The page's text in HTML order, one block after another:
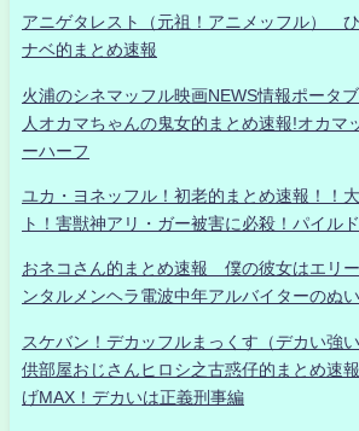
アニゲタレスト（元祖！アニメッフル）
ナベ的まとめ速報
火浦のシネマッフル映画NEWS情報ポータ
人オカマちゃんの鬼女的まとめ速報!オカマ
ーハーフ
ユカ・ヨネッフル！初老的まとめ速報！！
ト！害獣神アリ・ガー被害に必殺！パイル
おネコさん的まとめ速報 僕の彼女はエリ
ンタルメンヘラ電波中年アルバイターのぬ
スケバン！デカッフルまっくす（デカい強
供部屋おじさんヒロシ之古惑仔的まとめ速
げMAX！デカいは正義刑事編